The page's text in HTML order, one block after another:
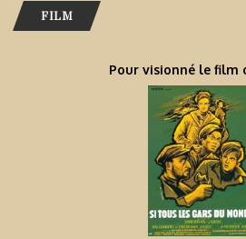
FILM
Pour visionné le film